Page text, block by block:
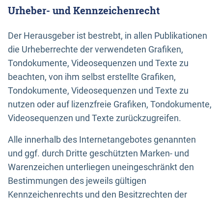
Urheber- und Kennzeichenrecht
Der Herausgeber ist bestrebt, in allen Publikationen
die Urheberrechte der verwendeten Grafiken,
Tondokumente, Videosequenzen und Texte zu
beachten, von ihm selbst erstellte Grafiken,
Tondokumente, Videosequenzen und Texte zu
nutzen oder auf lizenzfreie Grafiken, Tondokumente,
Videosequenzen und Texte zurückzugreifen.
Alle innerhalb des Internetangebotes genannten
und ggf. durch Dritte geschützten Marken- und
Warenzeichen unterliegen uneingeschränkt den
Bestimmungen des jeweils gültigen
Kennzeichenrechts und den Besitzrechten der